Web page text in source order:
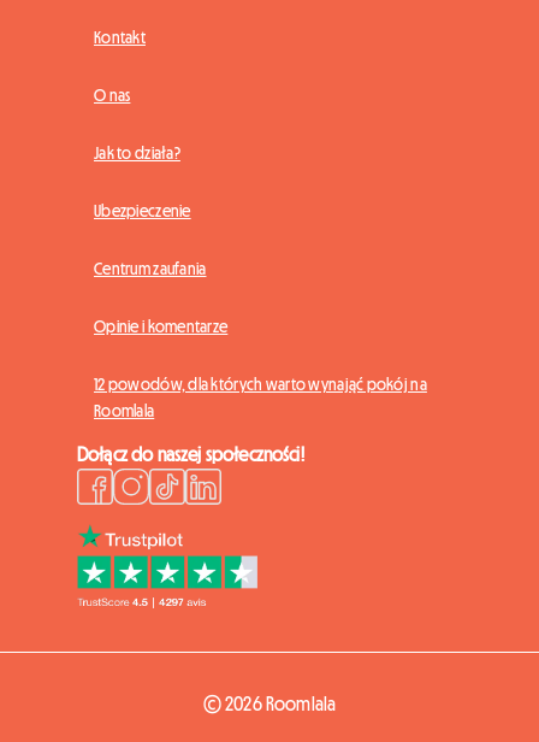
Kontakt
O nas
Jak to działa?
Ubezpieczenie
Centrum zaufania
Opinie i komentarze
12 powodów, dla których warto wynająć pokój na
Roomlala
Dołącz do naszej społeczności!
© 2026 Roomlala